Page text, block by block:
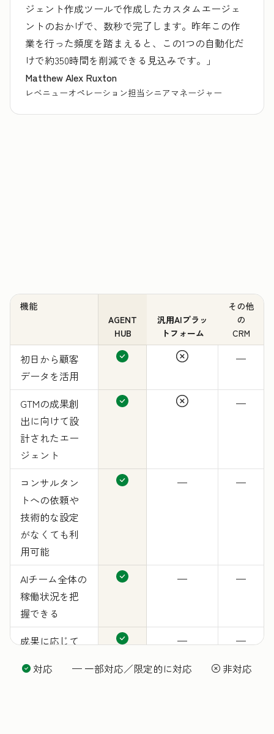
ジェント作成ツールで作成したカスタムエージェ
ントのおかげで、数秒で完了します。昨年この作
業を行った頻度を踏まえると、この1つの自動化だ
けで約350時間を削減できる見込みです。」
Matthew Alex Ruxton
レベニューオペレーション担当シニアマネージャー
機能
AGENT
HUB
汎用AIプラッ
トフォーム
その他
の
CRM
初日から顧客
データを活用
—
GTMの成果創
出に向けて設
計されたエー
ジェント
—
コンサルタン
トへの依頼や
技術的な設定
がなくても利
用可能
— —
AIチーム全体の
稼働状況を把
握できる
— —
成果に応じて
—
—
対応 — 一部対応／限定的に対応
非対応